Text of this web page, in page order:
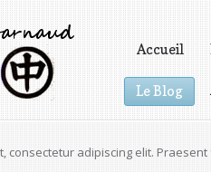
Accueil
Le Blog
consectetur adipiscing elit.